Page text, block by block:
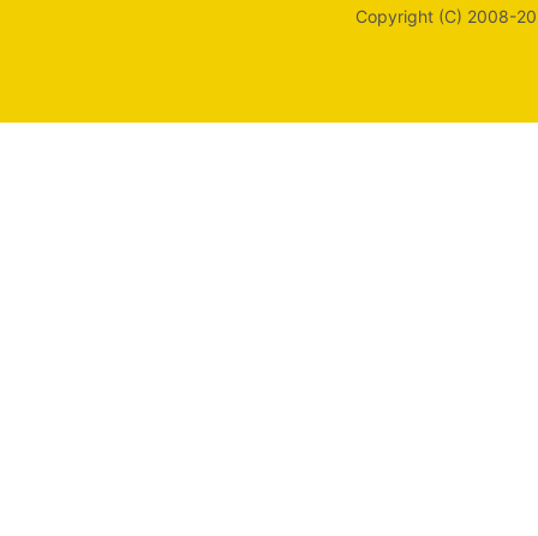
Copyright (C) 2008-